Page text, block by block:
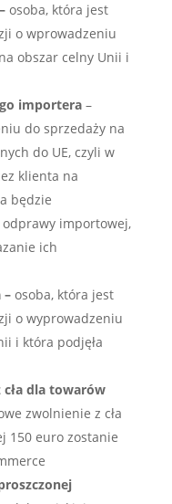
osoba, która jest
o wprowadzeniu
obszar celny Unii i
importera–
do sprzedaży na
do UE, czyli w
klienta na
będzie
importowej,
ich
– osoba, która jest
o wyprowadzeniu
i która podjęła
dla towarów
zwolnienie z cła
150 euro zostanie